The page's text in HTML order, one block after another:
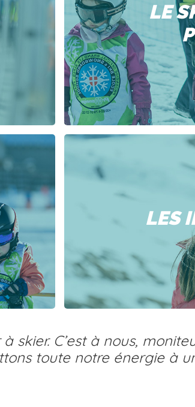
LE
LES
skier. C’est à nous,
toute notre énergie à